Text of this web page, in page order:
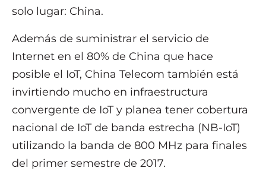
solo lugar: China.
Además de suministrar el servicio de
Internet en el 80% de China que hace
posible el IoT, China Telecom también está
invirtiendo mucho en infraestructura
convergente de IoT y planea tener cobertura
nacional de IoT de banda estrecha (NB-IoT)
utilizando la banda de 800 MHz para finales
del primer semestre de 2017.